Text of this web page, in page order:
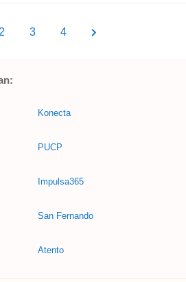
2 3 4
Konecta
PUCP
Impulsa365
San Fernando
Atento